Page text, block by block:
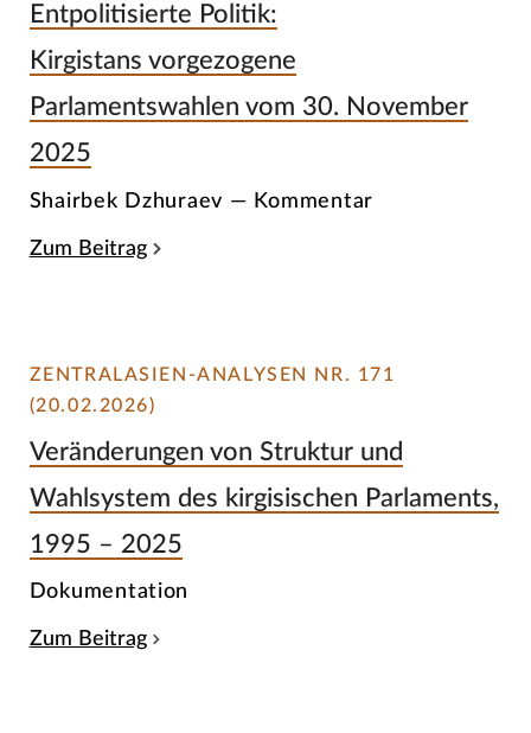
Entpolitisierte Politik:
Kirgistans vorgezogene
Parlamentswahlen vom 30. November
2025
Shairbek Dzhuraev — Kommentar
Zum Beitrag
ZENTRALASIEN-ANALYSEN NR. 171
(20.02.2026)
Veränderungen von Struktur und
Wahlsystem des kirgisischen Parlaments,
1995 – 2025
Dokumentation
Zum Beitrag